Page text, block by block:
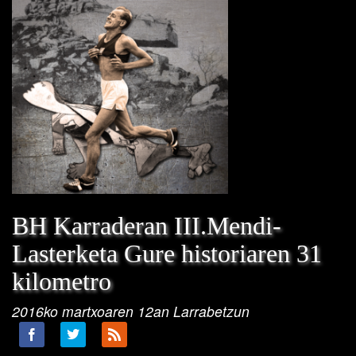
BH Karraderan III.Mendi-
Lasterketa Gure historiaren 31
kilometro
2016ko martxoaren 12an Larrabetzun